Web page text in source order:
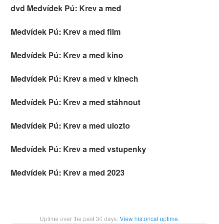
dvd Medvídek Pú: Krev a med
Medvídek Pú: Krev a med film
Medvídek Pú: Krev a med kino
Medvídek Pú: Krev a med v kinech
Medvídek Pú: Krev a med stáhnout
Medvídek Pú: Krev a med ulozto
Medvídek Pú: Krev a med vstupenky
Medvídek Pú: Krev a med 2023
Uptime over the past30 days. View historical uptime.